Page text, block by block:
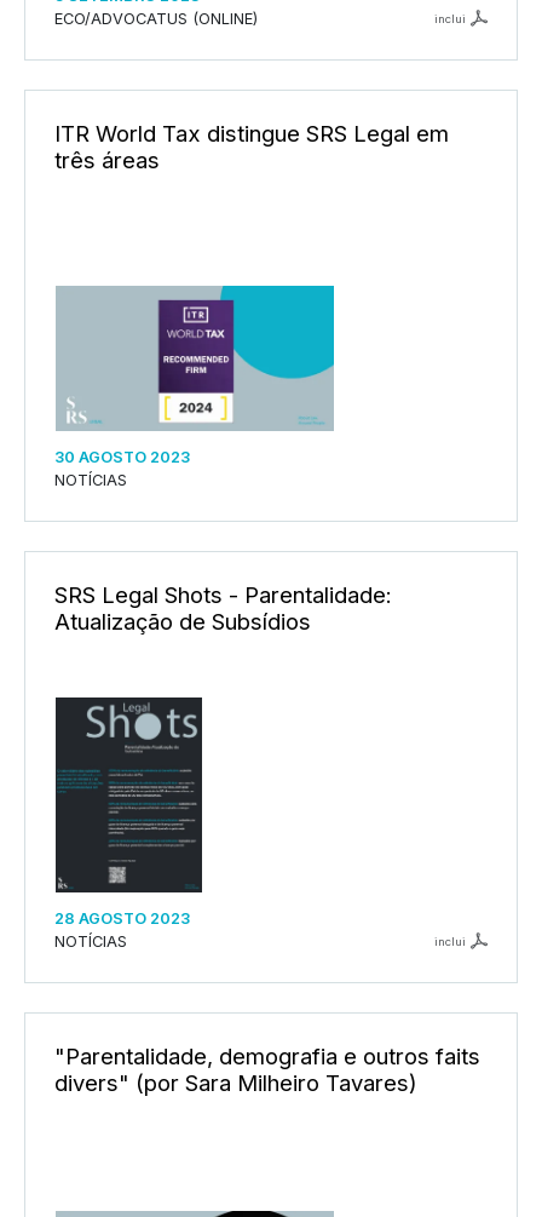
ECO/ADVOCATUS (ONLINE)
inclui
ITR World Tax distingue SRS Legal em
três áreas
30 AGOSTO 2023
NOTÍCIAS
SRS Legal Shots - Parentalidade:
Atualização de Subsídios
28 AGOSTO 2023
NOTÍCIAS
inclui
"Parentalidade, demografia e outros faits
divers" (por Sara Milheiro Tavares)